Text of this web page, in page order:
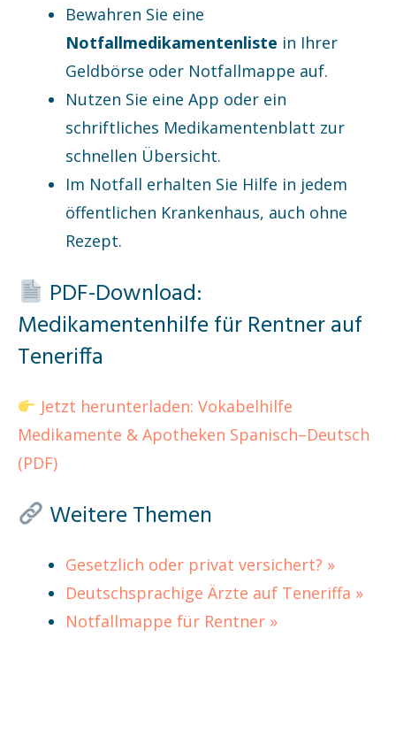
Bewahren Sie eine
Notfallmedikamentenliste in Ihrer
Geldbörse oder Notfallmappe auf.
Nutzen Sie eine App oder ein
schriftliches Medikamentenblatt zur
schnellen Übersicht.
Im Notfall erhalten Sie Hilfe in jedem
öffentlichen Krankenhaus, auch ohne
Rezept.
PDF-Download:
Medikamentenhilfe für Rentner auf
Teneriffa
Jetzt herunterladen: Vokabelhilfe
Medikamente & Apotheken Spanisch–Deutsch
(PDF)
Weitere Themen
Gesetzlich oder privat versichert? »
Deutschsprachige Ärzte auf Teneriffa »
Notfallmappe für Rentner »